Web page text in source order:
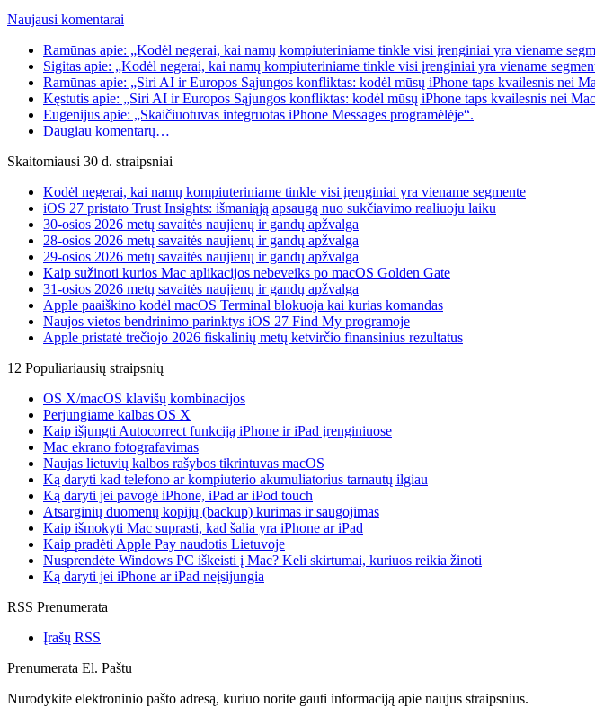
Naujausi komentarai
Ramūnas apie: „Kodėl negerai, kai namų kompiuteriniame tinkle visi įrenginiai yra viename
Sigitas apie: „Kodėl negerai, kai namų kompiuteriniame tinkle visi įrenginiai yra viename
Ramūnas apie: „Siri AI ir Europos Sąjungos konfliktas: kodėl mūsų iPhone taps kvailesnis nei
Kęstutis apie: „Siri AI ir Europos Sąjungos konfliktas: kodėl mūsų iPhone taps kvailesnis nei
Eugenijus apie: „Skaičiuotuvas integruotas iPhone Messages programėlėje“.
Daugiau komentarų…
Skaitomiausi 30 d. straipsniai
Kodėl negerai, kai namų kompiuteriniame tinkle visi įrenginiai yra viename segmente
iOS 27 pristato Trust Insights: išmaniąją apsaugą nuo sukčiavimo realiuoju laiku
30-osios 2026 metų savaitės naujienų ir gandų apžvalga
28-osios 2026 metų savaitės naujienų ir gandų apžvalga
29-osios 2026 metų savaitės naujienų ir gandų apžvalga
Kaip sužinoti kurios Mac aplikacijos nebeveiks po macOS Golden Gate
31-osios 2026 metų savaitės naujienų ir gandų apžvalga
Apple paaiškino kodėl macOS Terminal blokuoja kai kurias komandas
Naujos vietos bendrinimo parinktys iOS 27 Find My programoje
Apple pristatė trečiojo 2026 fiskalinių metų ketvirčio finansinius rezultatus
12 Populiariausių straipsnių
OS X/macOS klavišų kombinacijos
Perjungiame kalbas OS X
Kaip išjungti Autocorrect funkciją iPhone ir iPad įrenginiuose
Mac ekrano fotografavimas
Naujas lietuvių kalbos rašybos tikrintuvas macOS
Ką daryti kad telefono ar kompiuterio akumuliatorius tarnautų ilgiau
Ką daryti jei pavogė iPhone, iPad ar iPod touch
Atsarginių duomenų kopijų (backup) kūrimas ir saugojimas
Kaip išmokyti Mac suprasti, kad šalia yra iPhone ar iPad
Kaip pradėti Apple Pay naudotis Lietuvoje
Nusprendėte Windows PC iškeisti į Mac? Keli skirtumai, kuriuos reikia žinoti
Ką daryti jei iPhone ar iPad neįsijungia
RSS Prenumerata
Įrašų RSS
Prenumerata El. Paštu
Nurodykite elektroninio pašto adresą, kuriuo norite gauti informaciją apie naujus straipsnius.